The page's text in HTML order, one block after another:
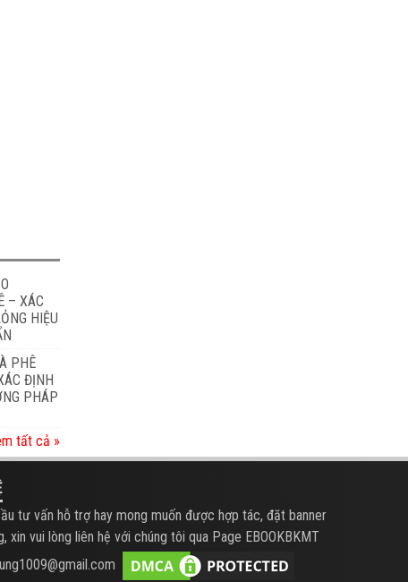
– XÁC
HIỆU
PHÊ
ĐỊNH
PHÁP
tất cả »
tư vấn hỗ trợ hay mong muốn được hợp tác, đặt banner
xin vui lòng liên hệ với chúng tôi qua Page EBOOKBKMT